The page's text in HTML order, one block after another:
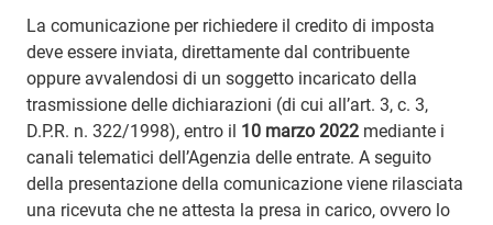
La comunicazione per richiedere il credito di imposta
deve essere inviata, direttamente dal contribuente
oppure avvalendosi di un soggetto incaricato della
trasmissione delle dichiarazioni (di cui all’art. 3, c. 3,
D.P.R. n. 322/1998), entro il 10 marzo 2022 mediante i
canali telematici dell’Agenzia delle entrate. A seguito
della presentazione della comunicazione viene rilasciata
una ricevuta che ne attesta la presa in carico, ovvero lo